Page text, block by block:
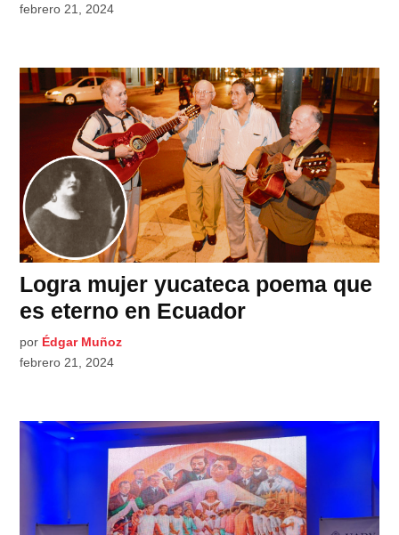
febrero 21, 2024
Logra mujer yucateca poema que
es eterno en Ecuador
por Édgar Muñoz
febrero 21, 2024